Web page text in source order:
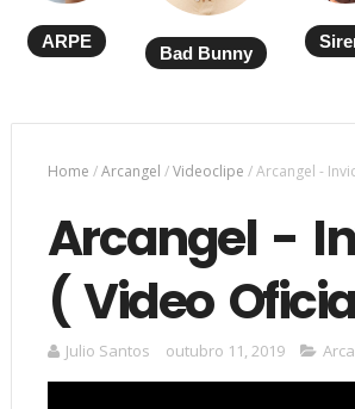
ARPE
Bad Bunny
Home /Arcangel /Videoclipe /Arcangel -
Arcangel -
( Video
Julio Santos outubro 11, 2019